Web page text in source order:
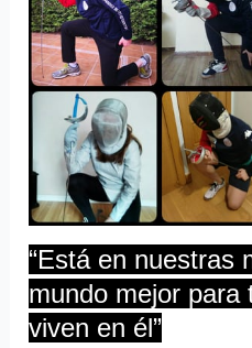
“Está en nuestras
mundo mejor para
viven en él”